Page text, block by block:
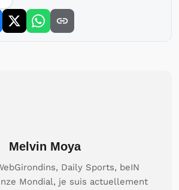
Melvin Moya
Daily Sports, beIN
Mondial, je suis actuellement